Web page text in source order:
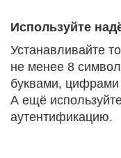
Используйте
Устанавливайте
не менее 8
буквами,
А ещё
аутентификацию.